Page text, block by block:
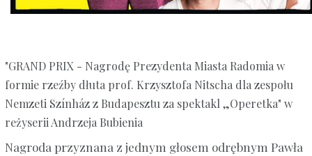
"GRAND PRIX - Nagrodę Prezydenta Miasta Radomia w
formie rzeźby dłuta prof. Krzysztofa Nitscha dla zespołu
Nemzeti Színház z Budapesztu za spektakl „Operetka" w
reżyserii Andrzeja Bubienia
Nagroda przyznana z jednym głosem odrębnym Pawła